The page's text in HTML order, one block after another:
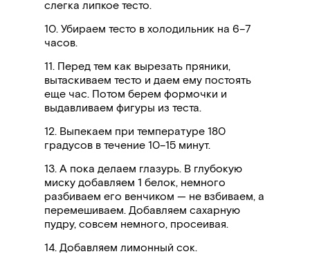
слегка липкое тесто.
10. Убираем тесто в холодильник на 6–7
часов.
11. Перед тем как вырезать пряники,
вытаскиваем тесто и даем ему постоять
еще час. Потом берем формочки и
выдавливаем фигуры из теста.
12. Выпекаем при температуре 180
градусов в течение 10–15 минут.
13. А пока делаем глазурь. В глубокую
миску добавляем 1 белок, немного
разбиваем его венчиком — не взбиваем, а
перемешиваем. Добавляем сахарную
пудру, совсем немного, просеивая.
14. Добавляем лимонный сок.